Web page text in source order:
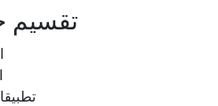
تقسيم